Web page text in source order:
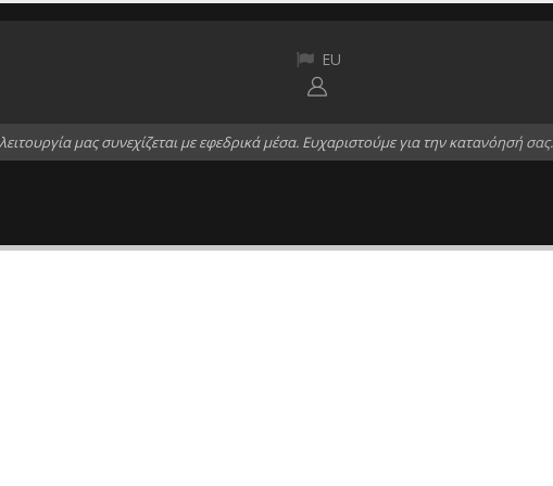
EU
λειτουργία μας συνεχίζεται με εφεδρικά μέσα. Ευχαριστούμε για την κατανόησή σας.